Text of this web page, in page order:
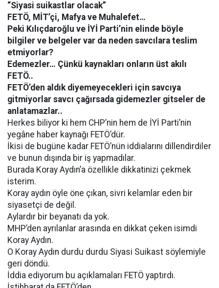
“Siyasi suikastlar olacak”
FETÖ, MİT’çi, Mafya ve Muhalefet…
Peki Kılıçdaroğlu ve İYİ Parti’nin elinde böyle
bilgiler ve belgeler var da neden savcılara teslim
etmiyorlar?
Edemezler… Çünkü kaynakları onların üst akılı
FETÖ..
FETÖ’den aldık diyemeyecekleri için savcıya
gitmiyorlar savcı çağırsada gidemezler gitseler de
anlatamazlar..
Herkes biliyor ki hem CHP’nin hem de İYİ Parti’nin
yegâne haber kaynağı FETÖ’dür.
İkisi de bugüne kadar FETÖ’nün iddialarını dillendirdiler
ve bunun dışında bir iş yapmadılar.
Burada Koray Aydın’a özellikle dikkatinizi çekmek
isterim.
Koray aydın öyle öne çıkan, sivri kelamlar eden bir
siyasetçi de değil.
Aylardır bir beyanatı da yok.
MHP’den ayrılanlar arasında en dikkat çeken isimdi
Koray Aydın.
O Koray Aydın durdu durdu Siyasi Suikast söylemiyle
geri döndü.
İddia ediyorum bu açıklamaları FETÖ yaptırdı.